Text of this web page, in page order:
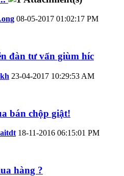
08-05-2017 01:02:17 PM
đàn tư vấn giùm híc
23-04-2017 10:29:53 AM
bán chộp giật!
18-11-2016 06:15:01 PM
hàng ?